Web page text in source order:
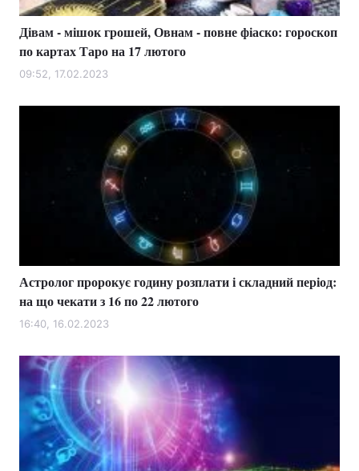
Контакти
Тема оформлення
Дівам - мішок грошей, Овнам - повне фіаско: гороскоп
по картах Таро на 17 лютого
09:52, 17.02.2023
Астролог пророкує годину розплати і складний період:
на що чекати з 16 по 22 лютого
16:40, 16.02.2023